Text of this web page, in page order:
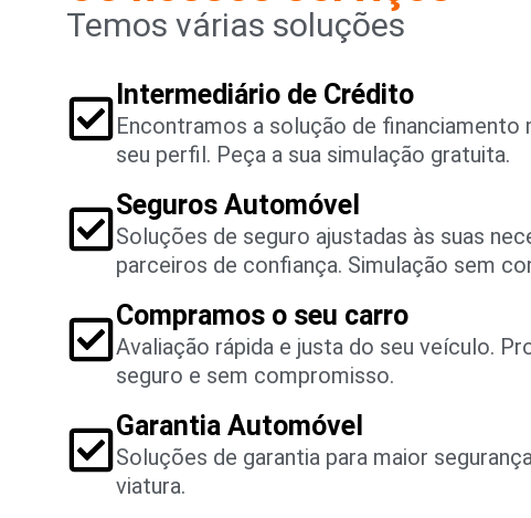
Temos várias soluções
Intermediário de Crédito
Encontramos a solução de financiamento
seu perfil. Peça a sua simulação gratuita.
Seguros Automóvel
Soluções de seguro ajustadas às suas
parceiros de confiança. Simulação sem
Compramos o seu carro
Avaliação rápida e justa do seu veículo.
seguro e sem compromisso.
Garantia Automóvel
Soluções de garantia para maior
viatura.